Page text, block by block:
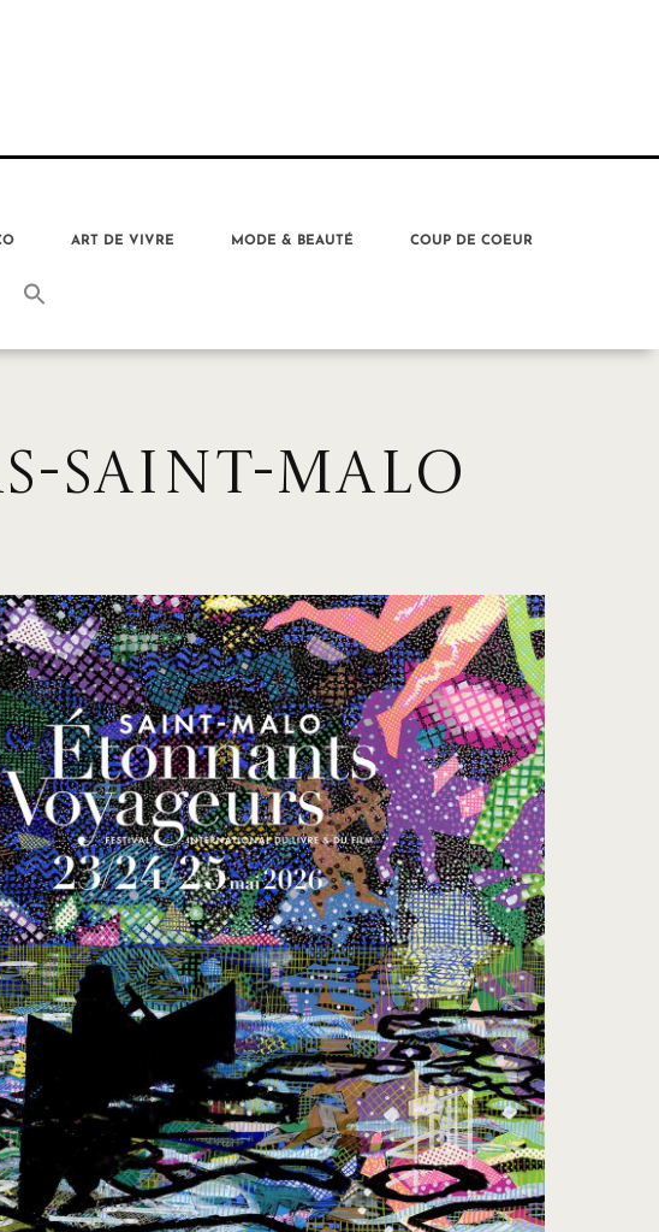
ART DE VIVRE MODE & BEAUTÉ COUP DE COEUR
SAINT-MALO